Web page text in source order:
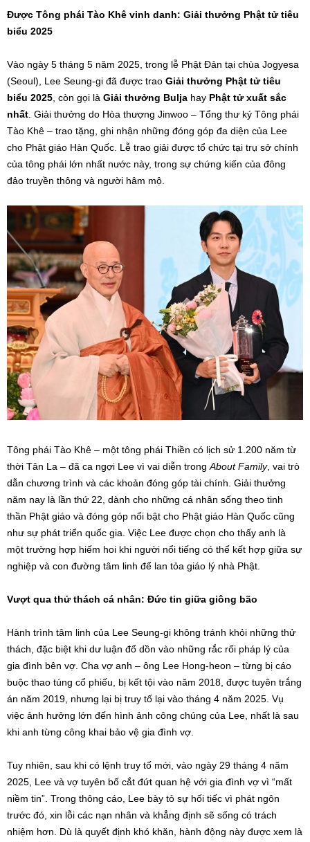
Được Tông phái Tào Khê vinh danh: Giải thưởng Phật tử tiêu
biểu 2025
Vào ngày 5 tháng 5 năm 2025, trong lễ Phật Đản tại chùa Jogyesa
(Seoul), Lee Seung-gi đã được trao Giải thưởng Phật tử tiêu
biểu 2025 , còn gọi là Giải thưởng Bulja hay Phật tử xuất sắc
nhất . Giải thưởng do Hòa thượng Jinwoo – Tổng thư ký Tông phái
Tào Khê – trao tặng, ghi nhận những đóng góp đa diện của Lee
cho Phật giáo Hàn Quốc. Lễ trao giải được tổ chức tại trụ sở chính
của tông phái lớn nhất nước này, trong sự chứng kiến của đông
đảo truyền thông và người hâm mộ.
Tông phái Tào Khê – một tông phái Thiền có lịch sử 1.200 năm từ
thời Tân La – đã ca ngợi Lee vì vai diễn trong About Family, vai trò
dẫn chương trình và các khoản đóng góp tài chính. Giải thưởng
năm nay là lần thứ 22, dành cho những cá nhân sống theo tinh
thần Phật giáo và đóng góp nổi bật cho Phật giáo Hàn Quốc cũng
như sự phát triển quốc gia. Việc Lee được chọn cho thấy anh là
một trường hợp hiếm hoi khi người nổi tiếng có thể kết hợp giữa sự
nghiệp và con đường tâm linh để lan tỏa giáo lý nhà Phật.
Vượt qua thử thách cá nhân: Đức tin giữa giông bão
Hành trình tâm linh của Lee Seung-gi không tránh khỏi những thử
thách, đặc biệt khi dư luận đổ dồn vào những rắc rối pháp lý của
gia đình bên vợ. Cha vợ anh – ông Lee Hong-heon – từng bị cáo
buộc thao túng cổ phiếu, bị kết tội vào năm 2018, được tuyên trắng
án năm 2019, nhưng lại bị truy tố lại vào tháng 4 năm 2025. Vụ
việc ảnh hưởng lớn đến hình ảnh công chúng của Lee, nhất là sau
khi anh từng công khai bảo vệ gia đình vợ.
Tuy nhiên, sau khi có lệnh truy tố mới, vào ngày 29 tháng 4 năm
2025, Lee và vợ tuyên bố cắt đứt quan hệ với gia đình vợ vì “mất
niềm tin”. Trong thông cáo, Lee bày tỏ sự hối tiếc vì phát ngôn
trước đó, xin lỗi các nạn nhân và khẳng định sẽ sống có trách
nhiệm hơn. Dù là quyết định khó khăn, hành động này được xem là